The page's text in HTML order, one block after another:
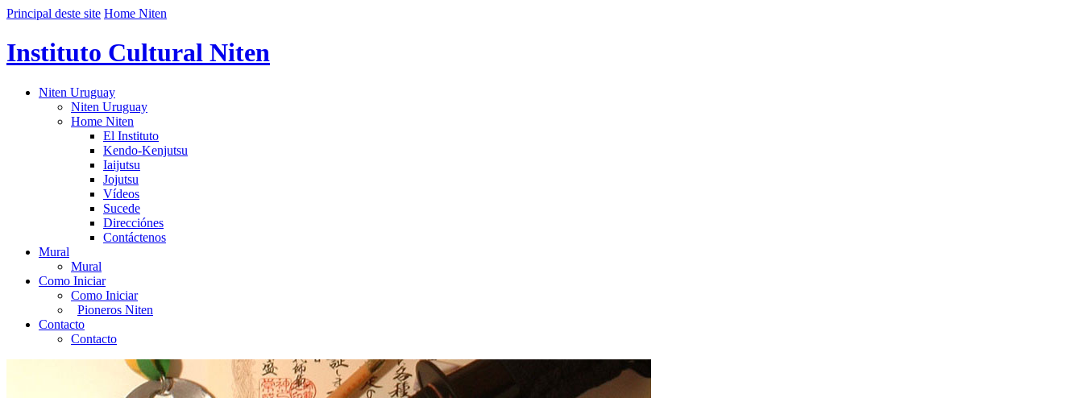
Principal deste site Home Niten
Instituto Cultural Niten
Niten Uruguay
Niten Uruguay
Home Niten
El Instituto
Kendo-Kenjutsu
Iaijutsu
Jojutsu
Vídeos
Sucede
Direcciónes
Contáctenos
Mural
Mural
Como Iniciar
Como Iniciar
Pioneros Niten
Contacto
Contacto